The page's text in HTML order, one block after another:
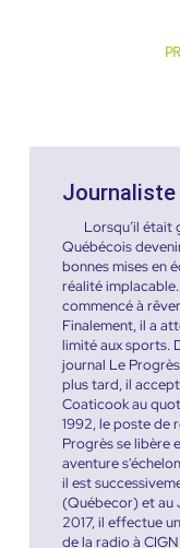
Journaliste
Lorsqu’il était
Québécois
bonnes mises en
réalité
commencé à
Finalement, il a
limité aux sports.
journal Le
plus tard, il
Coaticook au
1992, le poste de
Progrès se libère
aventure
il est
(Québecor) et au
2017, il effectue
de la radio à